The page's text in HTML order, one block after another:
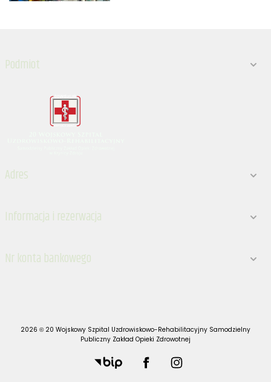
Podmiot
Adres
Informacja i rezerwacja
Nr konta bankowego
2026 © 20 Wojskowy Szpital Uzdrowiskowo-Rehabilitacyjny Samodzielny
Publiczny Zakład Opieki Zdrowotnej